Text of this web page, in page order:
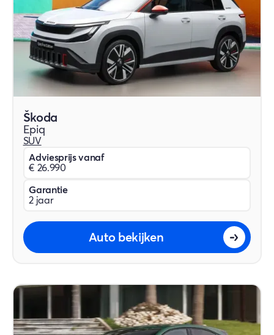
Škoda
Epiq
SUV
Adviesprijs vanaf
€ 26.990
Garantie
2 jaar
Auto bekijken